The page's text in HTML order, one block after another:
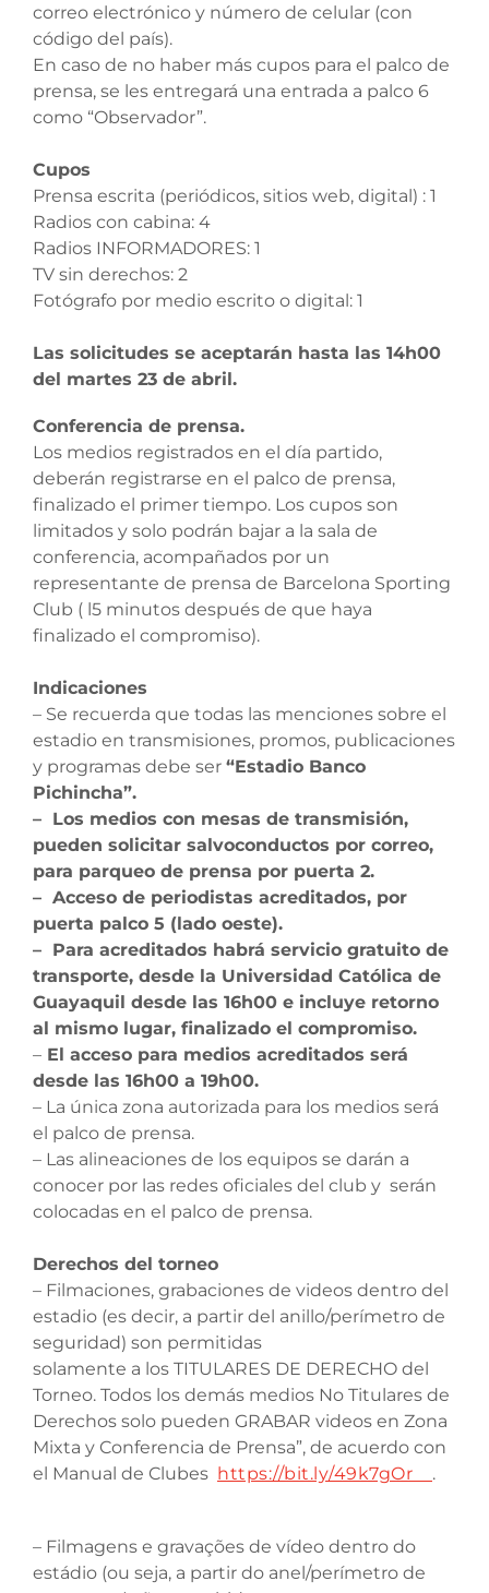
correo electrónico y número de celular (con
código del país).
En caso de no haber más cupos para el palco de
prensa, se les entregará una entrada a palco 6
como “Observador”.
Cupos
Prensa escrita (periódicos, sitios web, digital) : 1
Radios con cabina: 4
Radios INFORMADORES: 1
TV sin derechos: 2
Fotógrafo por medio escrito o digital: 1
Las solicitudes se aceptarán hasta las 14h00
del martes 23 de abril.
Conferencia de prensa.
Los medios registrados en el día partido,
deberán registrarse en el palco de prensa,
finalizado el primer tiempo. Los cupos son
limitados y solo podrán bajar a la sala de
conferencia, acompañados por un
representante de prensa de Barcelona Sporting
Club ( l5 minutos después de que haya
finalizado el compromiso).
Indicaciones
– Se recuerda que todas las menciones sobre el
estadio en transmisiones, promos, publicaciones
y programas debe ser “Estadio Banco
Pichincha”.
– Los medios con mesas de transmisión,
pueden solicitar salvoconductos por correo,
para parqueo de prensa por puerta 2.
– Acceso de periodistas acreditados, por
puerta palco 5 (lado oeste).
– Para acreditados habrá servicio gratuito de
transporte, desde la Universidad Católica de
Guayaquil desde las 16h00 e incluye retorno
al mismo lugar, finalizado el compromiso.
– El acceso para medios acreditados será
desde las 16h00 a 19h00.
– La única zona autorizada para los medios será
el palco de prensa.
– Las alineaciones de los equipos se darán a
conocer por las redes oficiales del club y serán
colocadas en el palco de prensa.
Derechos del torneo
– Filmaciones, grabaciones de videos dentro del
estadio (es decir, a partir del anillo/perímetro de
seguridad) son permitidas
solamente a los TITULARES DE DERECHO del
Torneo. Todos los demás medios No Titulares de
Derechos solo pueden GRABAR videos en Zona
Mixta y Conferencia de Prensa”, de acuerdo con
el Manual de Clubes https://bit.ly/49k7gOr .
– Filmagens e gravações de vídeo dentro do
estádio (ou seja, a partir do anel/perímetro de